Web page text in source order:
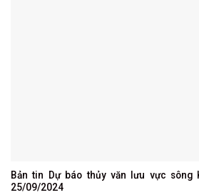
Bản tin Dự báo thủy văn lưu vực sông
25/09/2024